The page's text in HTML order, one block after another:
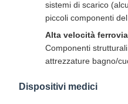
sistemi di scarico
piccoli componenti
Alta velocità
Componenti
attrezzature bagno/
Dispositivi medici